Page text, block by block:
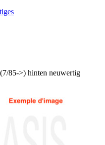
85->) hinten neuwertig